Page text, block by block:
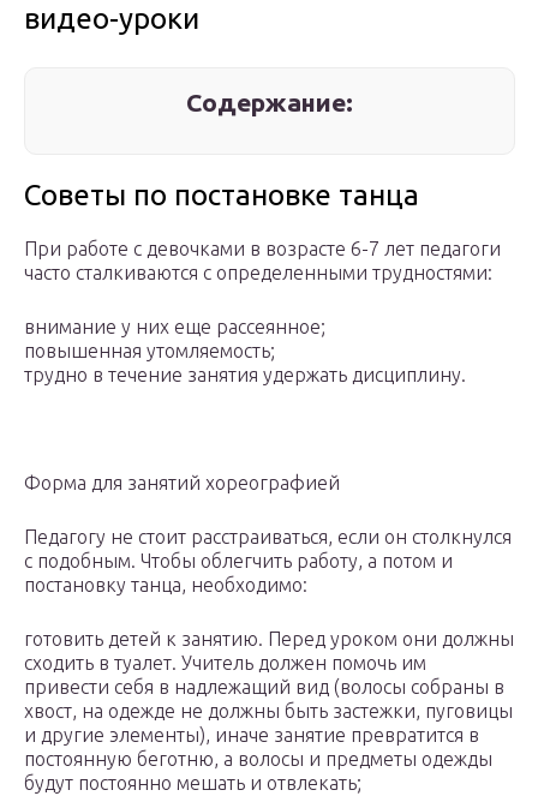
видео-уроки
Содержание:
Советы по постановке танца
При работе с девочками в возрасте 6-7 лет педагоги
часто сталкиваются с определенными трудностями:
внимание у них еще рассеянное;
повышенная утомляемость;
трудно в течение занятия удержать дисциплину.
Форма для занятий хореографией
Педагогу не стоит расстраиваться, если он столкнулся
с подобным. Чтобы облегчить работу, а потом и
постановку танца, необходимо:
готовить детей к занятию. Перед уроком они должны
сходить в туалет. Учитель должен помочь им
привести себя в надлежащий вид (волосы собраны в
хвост, на одежде не должны быть застежки, пуговицы
и другие элементы), иначе занятие превратится в
постоянную беготню, а волосы и предметы одежды
будут постоянно мешать и отвлекать;